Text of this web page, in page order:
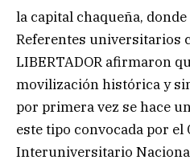
la capital chaqueña,
Referentes universitarios
LIBERTADOR afirmaron
movilización histórica y
por primera vez se hace
este tipo convocada por el
Interuniversitario